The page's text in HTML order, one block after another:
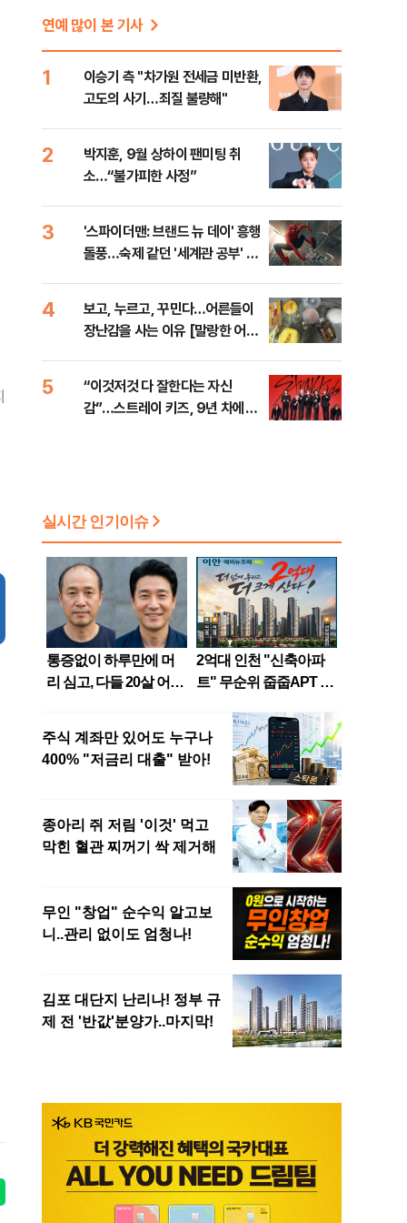
연예 많이 본 기사
1
이승기 측 "차가원 전세금 미반환,
고도의 사기…죄질 불량해"
2
박지훈, 9월 상하이 팬미팅 취
소…“불가피한 사정”
3
'스파이더맨: 브랜드 뉴 데이' 흥행
돌풍…숙제 같던 '세계관 공부' 덜
4
보고, 누르고, 꾸민다…어른들이
장난감을 사는 이유 [말랑한 어른
5
“이것저것 다 잘한다는 자신
감”…스트레이 키즈, 9년 차에도